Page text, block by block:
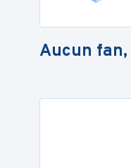
Aucun fan,